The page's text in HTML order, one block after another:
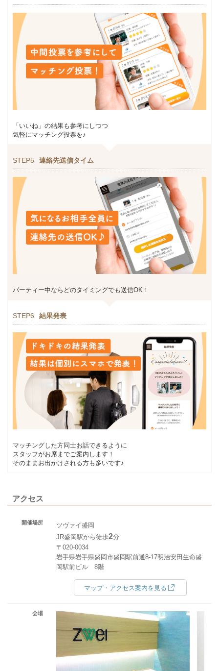
「いいね」の結果も参考にしつつ
気軽にマッチング投票を♪
STEP5 連絡先送信タイム
パーティー中ならどのタイミングでも送信OK！
STEP6 結果発表
マッチングした方同士お話できるように
スタッフがお席までご案内します！
そのままお出かけされる方も多いです♪
アクセス
開催場所
ツヴァイ盛岡
JR盛岡駅から徒歩2分
〒020-0034
岩手県岩手県盛岡市盛岡駅前通8-17明治安田生命盛
岡駅前ビル 8階
マップ・アクセス案内を見る
会場